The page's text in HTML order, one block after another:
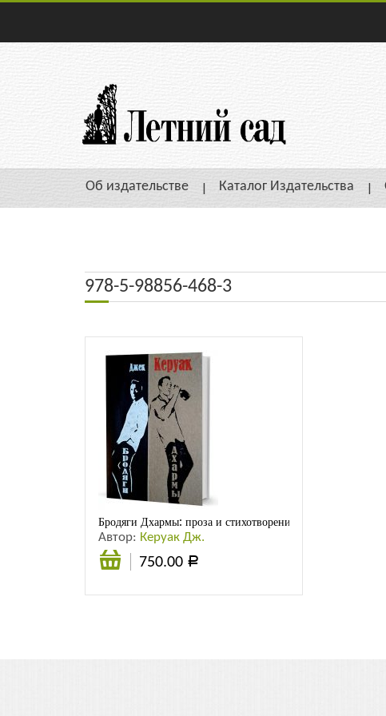
Об издательстве Каталог Издательства
978-5-98856-468-3
Бродяги Дхармы: проза и стихотворения
Автор: Керуак Дж.
750.00 Р